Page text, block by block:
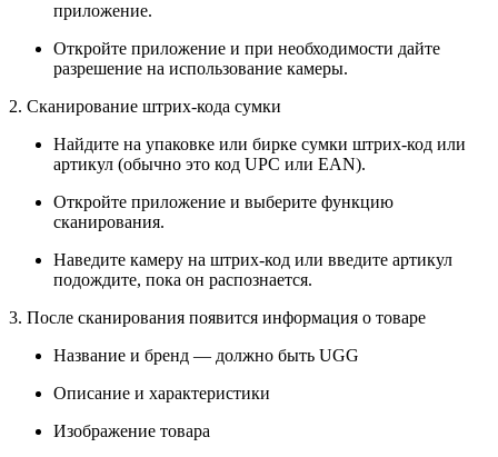
приложение.
Откройте приложение и при необходимости дайте
разрешение на использование камеры.
2. Сканирование штрих-кода сумки
Найдите на упаковке или бирке сумки штрих-код или
артикул (обычно это код UPC или EAN).
Откройте приложение и выберите функцию
сканирования.
Наведите камеру на штрих-код или введите артикул
подождите, пока он распознается.
3. После сканирования появится информация о товаре
Название и бренд — должно быть UGG
Описание и характеристики
Изображение товара